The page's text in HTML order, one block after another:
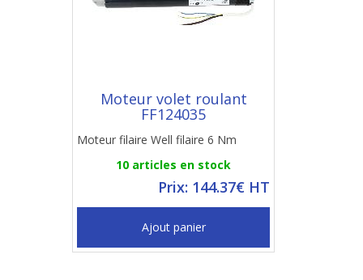
Moteur volet roulant
FF124035
Moteur filaire Well filaire 6 Nm
10 articles en stock
Prix: 144.37€ HT
Ajout panier